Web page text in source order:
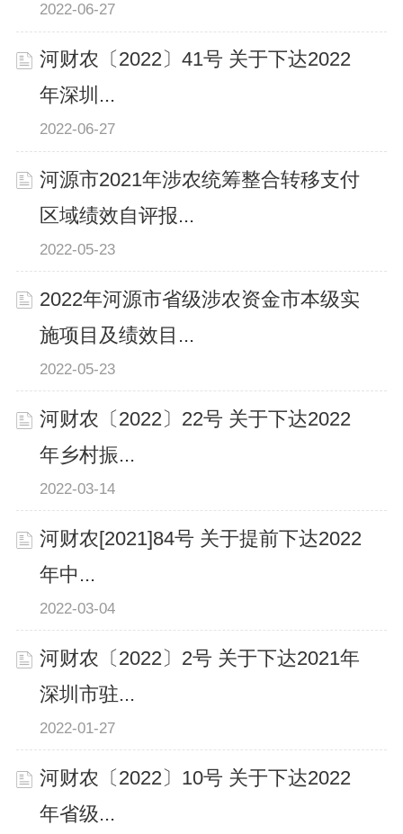
2022-06-27
河财农〔2022〕41号 关于下达2022
年深圳...
2022-06-27
河源市2021年涉农统筹整合转移支付
区域绩效自评报...
2022-05-23
2022年河源市省级涉农资金市本级实
施项目及绩效目...
2022-05-23
河财农〔2022〕22号 关于下达2022
年乡村振...
2022-03-14
河财农[2021]84号 关于提前下达2022
年中...
2022-03-04
河财农〔2022〕2号 关于下达2021年
深圳市驻...
2022-01-27
河财农〔2022〕10号 关于下达2022
年省级...